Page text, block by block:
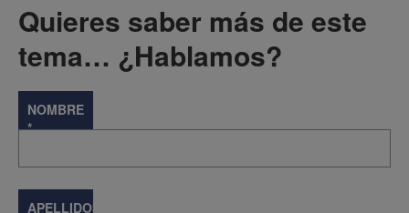
Quieres saber más de este
tema… ¿Hablamos?
NOMBRE
*
APELLIDOS